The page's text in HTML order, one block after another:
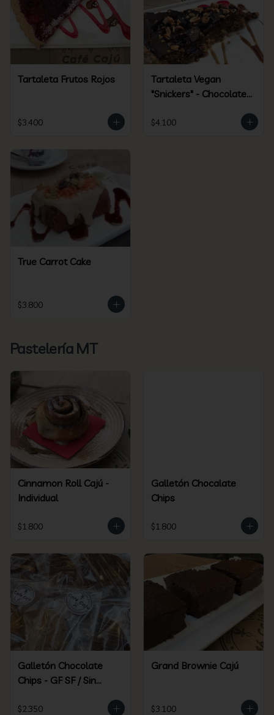
Tartaleta Frutos Rojos
$3.400
Tartaleta Vegan
"Snickers" - Chocolate /
$4.100
True Carrot Cake
$3.800
Pastelería MT
Cinnamon Roll Cajú -
Individual
$1.800
Galletón Chocalate
Chips
$1.800
Galletón Chocolate
Chips - GF SF / Sin
$2.350
Grand Brownie Cajú
$3.100